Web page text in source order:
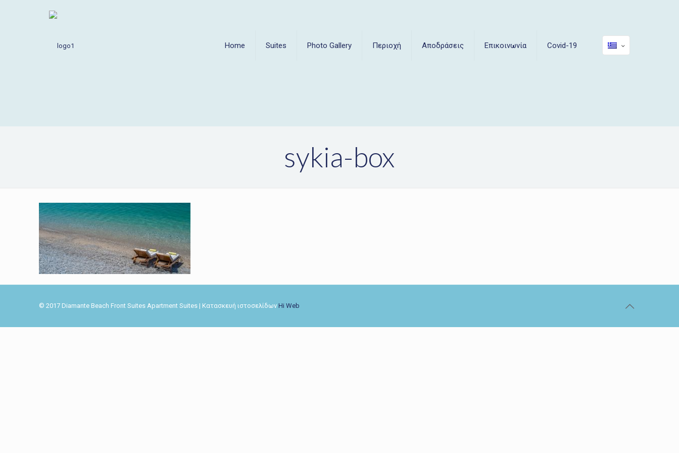
Home Suites Photo Gallery Περιοχή Αποδράσεις Επικοινωνία Covid-19
sykia-box
© 2017 Diamante Beach Front Suites Apartment Suites | Κατασκευή ιστοσελίδων Hi Web